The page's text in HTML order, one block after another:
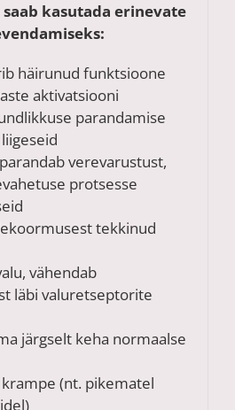
kasutada erinevate
häirunud funktsioone
aktivatsiooni
parandamise
verevarustust,
protsesse
tekkinud
vähendab
läbi valuretseptorite
järgselt keha normaalse
(nt. pikematel